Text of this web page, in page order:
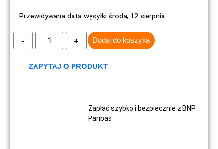
Przewidywana data wysyłki środa, 12 sierpnia
Dodaj do koszyka
ZAPYTAJ O PRODUKT
Zapłać szybko i bezpiecznie z BNP
Paribas